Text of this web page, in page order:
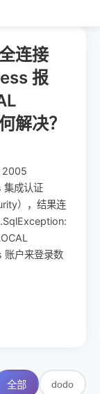
连接
报
解决？
2005
集成认证
），结果连
账户来登录数
全部 dodo